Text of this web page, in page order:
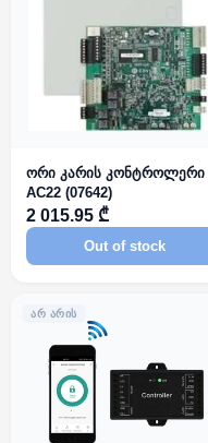
ორი კარის კონტროლერი
AC22 (07642)
2 015.95 ₾
Out of stock
ᲐᲠ ᲐᲠᲘᲡ